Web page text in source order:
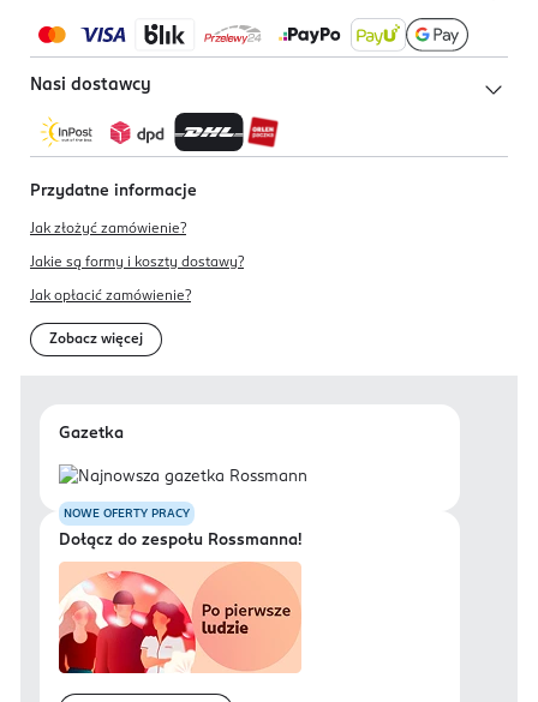
Nasi dostawcy
Przydatne informacje
Jak złożyć zamówienie?
Jakie są formy i koszty dostawy?
Jak opłacić zamówienie?
Zobacz więcej
Gazetka
NOWE OFERTY PRACY
Dołącz do zespołu Rossmanna!